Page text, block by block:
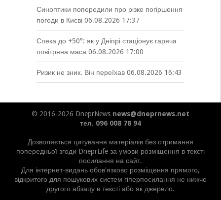
Синоптики попередили про різке погіршення
погоди в Києві 06.08.2026 17:37
Спека до +50°: як у Дніпрі стаціонує гаряча
повітряна маса 06.08.2026 17:00
Ризик не зник. Він переїхав 06.08.2026 16:43
© 2016-2026 DneprNews news@dneprnews.net
тел. 096 008 78 94
Дозволяється цитування матеріалів без отримання
попередньої згоди DneprLife за умови розміщення в тексті
посилання на сайт.
Для інтернет-видань обов'язково розміщення прямого,
відкритого для пошукових систем гіперпосилання не нижче
другого абзацу в тексті або як джерело.